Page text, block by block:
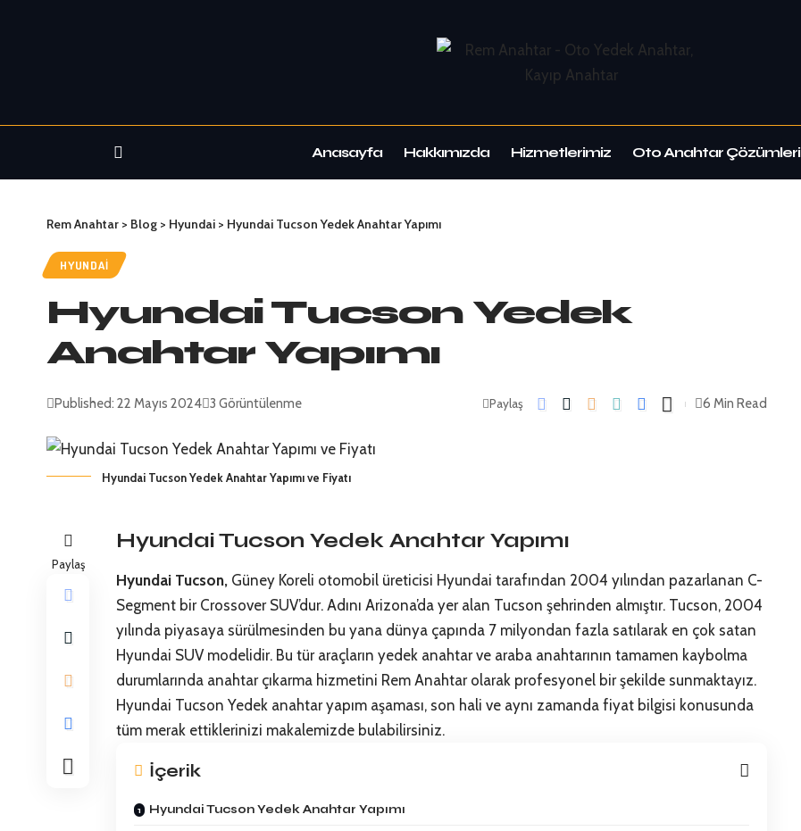
Anasayfa Hakkımızda Hizmetlerimiz Oto Anahtar Çözümleri
Rem Anahtar > Blog > Hyundai > Hyundai Tucson Yedek Anahtar Yapımı
HYUNDAI
Hyundai Tucson Yedek
Anahtar Yapımı
Published: 22 Mayıs 2024 3 Görüntülenme Paylaş 6 Min Read
Hyundai Tucson Yedek Anahtar Yapımı ve Fiyatı
Paylaş
Hyundai Tucson Yedek Anahtar Yapımı
Hyundai Tucson, Güney Koreli otomobil üreticisi Hyundai tarafından 2004 yılından pazarlanan C-
Segment bir Crossover SUV’dur. Adını Arizona’da yer alan Tucson şehrinden almıştır. Tucson, 2004
yılında piyasaya sürülmesinden bu yana dünya çapında 7 milyondan fazla satılarak en çok satan
Hyundai SUV modelidir. Bu tür araçların yedek anahtar ve araba anahtarının tamamen kaybolma
durumlarında anahtar çıkarma hizmetini Rem Anahtar olarak profesyonel bir şekilde sunmaktayız.
Hyundai Tucson Yedek anahtaryapım aşaması, son hali ve aynı zamanda fiyat bilgisi konusunda
tüm merak ettiklerinizi makalemizde bulabilirsiniz.
İçerik
Hyundai Tucson Yedek Anahtar Yapımı